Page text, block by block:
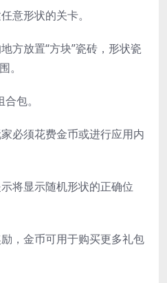
意形状的关卡。
方放置“方块”瓷砖，形状瓷
。
包。
必须花费金币或进行应用内
将显示随机形状的正确位
，金币可用于购买更多礼包